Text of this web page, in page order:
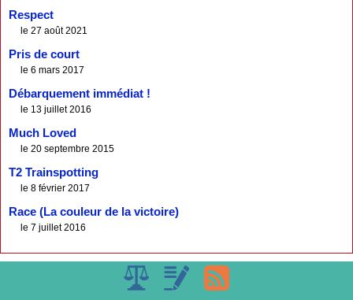
Respect
le 27 août 2021
Pris de court
le 6 mars 2017
Débarquement immédiat !
le 13 juillet 2016
Much Loved
le 20 septembre 2015
T2 Trainspotting
le 8 février 2017
Race (La couleur de la victoire)
le 7 juillet 2016